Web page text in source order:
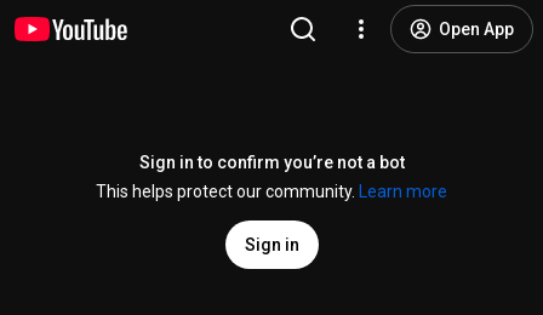
Open App
Sign in to confirm you’re not a bot
This helps protect our community.
Learn more
Sign in